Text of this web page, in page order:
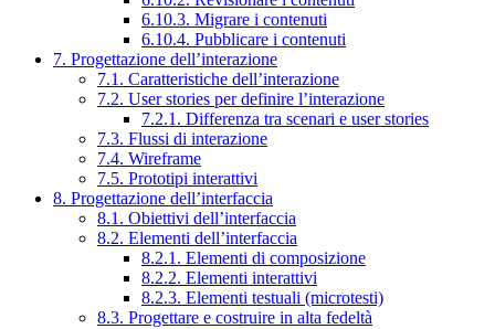
6.10.3. Migrare i contenuti
6.10.4. Pubblicare i contenuti
7. Progettazione dell’interazione
7.1. Caratteristiche dell’interazione
7.2. User stories per definire l’interazione
7.2.1. Differenza tra scenari e user stories
7.3. Flussi di interazione
7.4. Wireframe
7.5. Prototipi interattivi
8. Progettazione dell’interfaccia
8.1. Obiettivi dell’interfaccia
8.2. Elementi dell’interfaccia
8.2.1. Elementi di composizione
8.2.2. Elementi interattivi
8.2.3. Elementi testuali (microtesti)
8.3. Progettare e costruire in alta fedeltà